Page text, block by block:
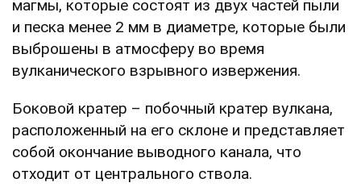
магмы, которые состоят из двух частей пыли
и песка менее 2 мм в диаметре, которые были
выброшены в атмосферу во время
вулканического взрывного извержения.
Боковой кратер – побочный кратер вулкана,
расположенный на его склоне и представляет
собой окончание выводного канала, что
отходит от центрального ствола.